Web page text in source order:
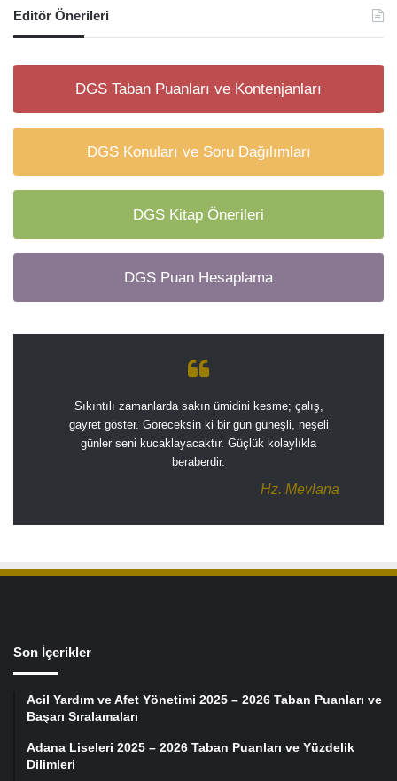
Editör Önerileri
DGS Taban Puanları ve Kontenjanları
DGS Konuları ve Soru Dağılımları
DGS Kitap Önerileri
DGS Puan Hesaplama
Sıkıntılı zamanlarda sakın ümidini kesme; çalış,
gayret göster. Göreceksin ki bir gün güneşli, neşeli
günler seni kucaklayacaktır. Güçlük kolaylıkla
beraberdir.
Hz. Mevlana
Son İçerikler
Acil Yardım ve Afet Yönetimi 2025 – 2026 Taban Puanları ve
Başarı Sıralamaları
Adana Liseleri 2025 – 2026 Taban Puanları ve Yüzdelik
Dilimleri